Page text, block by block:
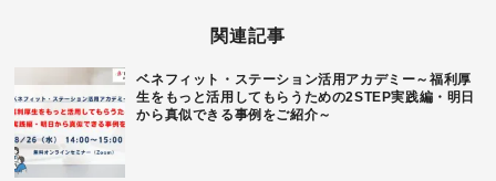
関連記事
ベネフィット・ステーション活用アカデミー～福利厚
生をもっと活用してもらうための2STEP実践編・明日
から真似できる事例をご紹介～